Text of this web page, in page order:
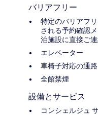
バリアフリー
特定のバリアフ
される予約確認
泊施設に直接ご連
エレベーター
車椅子対応の通路
全館禁煙
設備とサービス
コンシェルジュ